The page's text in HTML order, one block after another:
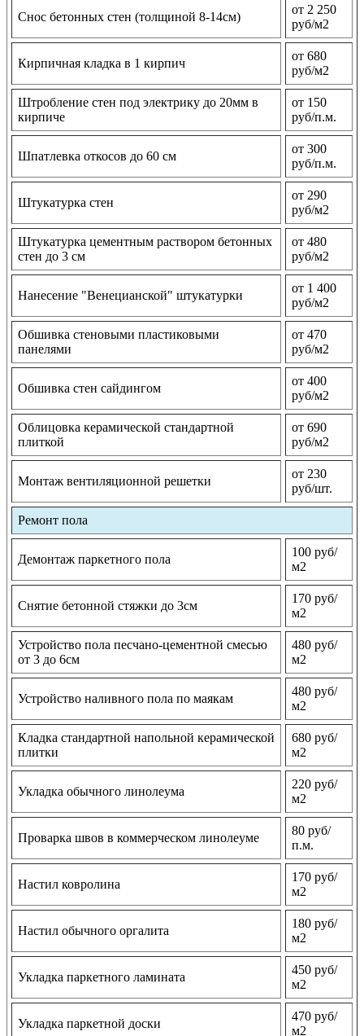
Снос бетонных стен (толщиной 8-14см)
от 2 250
руб/м2
Кирпичная кладка в 1 кирпич
от 680
руб/м2
Штробление стен под электрику до 20мм в
кирпиче
от 150
руб/п.м.
Шпатлевка откосов до 60 см
от 300
руб/п.м.
Штукатурка стен
от 290
руб/м2
Штукатурка цементным раствором бетонных
стен до 3 см
от 480
руб/м2
Нанесение "Венецианской" штукатурки
от 1 400
руб/м2
Обшивка стеновыми пластиковыми
панелями
от 470
руб/м2
Обшивка стен сайдингом
от 400
руб/м2
Облицовка керамической стандартной
плиткой
от 690
руб/м2
Монтаж вентиляционной решетки
от 230
руб/шт.
Ремонт пола
Демонтаж паркетного пола
100 руб/
м2
Снятие бетонной стяжки до 3см
170 руб/
м2
Устройство пола песчано-цементной смесью
от 3 до 6см
480 руб/
м2
Устройство наливного пола по маякам
480 руб/
м2
Кладка стандартной напольной керамической
плитки
680 руб/
м2
Укладка обычного линолеума
220 руб/
м2
Проварка швов в коммерческом линолеуме
80 руб/
п.м.
Настил ковролина
170 руб/
м2
Настил обычного оргалита
180 руб/
м2
Укладка паркетного ламината
450 руб/
м2
Укладка паркетной доски
470 руб/
м2